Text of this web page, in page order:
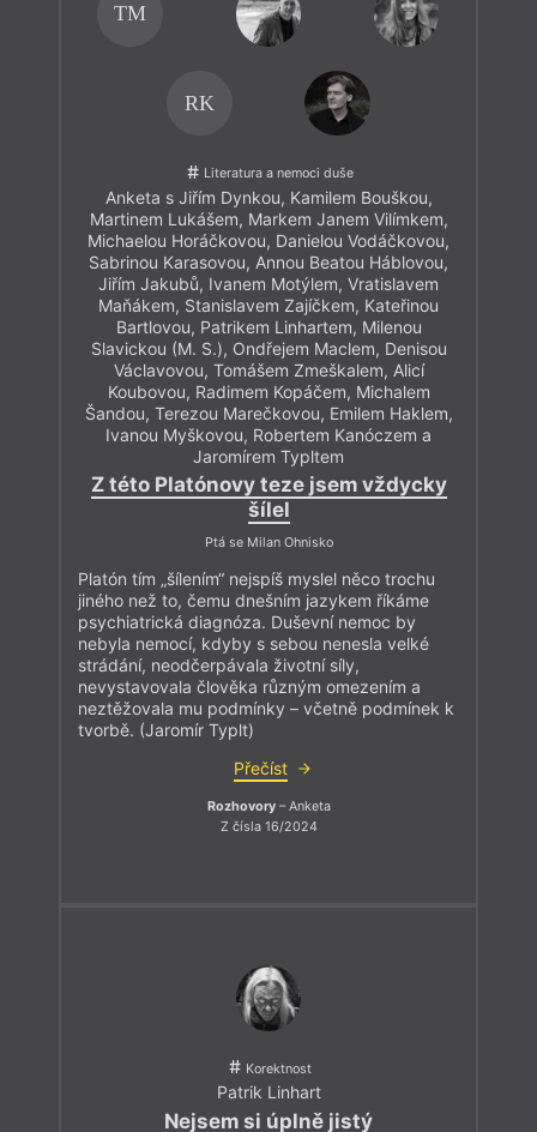
TM
RK
Literatura a nemoci duše
Anketa s Jiřím Dynkou, Kamilem Bouškou,
Martinem Lukášem, Markem Janem Vilímkem,
Michaelou Horáčkovou, Danielou Vodáčkovou,
Sabrinou Karasovou, Annou Beatou Háblovou,
Jiřím Jakubů, Ivanem Motýlem, Vratislavem
Maňákem, Stanislavem Zajíčkem, Kateřinou
Bartlovou, Patrikem Linhartem, Milenou
Slavickou (M. S.), Ondřejem Maclem, Denisou
Václavovou, Tomášem Zmeškalem, Alicí
Koubovou, Radimem Kopáčem, Michalem
Šandou, Terezou Marečkovou, Emilem Haklem,
Ivanou Myškovou, Robertem Kanóczem a
Jaromírem Typltem
Z této Platónovy teze jsem vždycky
šílel
Ptá se Milan Ohnisko
Platón tím „šílením“ nejspíš myslel něco trochu
jiného než to, čemu dnešním jazykem říkáme
psychiatrická diagnóza. Duševní nemoc by
nebyla nemocí, kdyby s sebou nenesla velké
strádání, neodčerpávala životní síly,
nevystavovala člověka různým omezením a
neztěžovala mu podmínky – včetně podmínek k
tvorbě. (Jaromír Typlt)
Přečíst
Rozhovory– Anketa
Z čísla 16/2024
Korektnost
Patrik Linhart
Nejsem si úplně jistý